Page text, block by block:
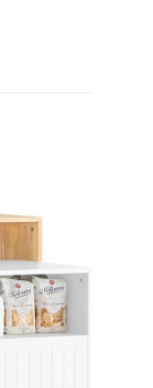
2 colis séparés qui
à des dates